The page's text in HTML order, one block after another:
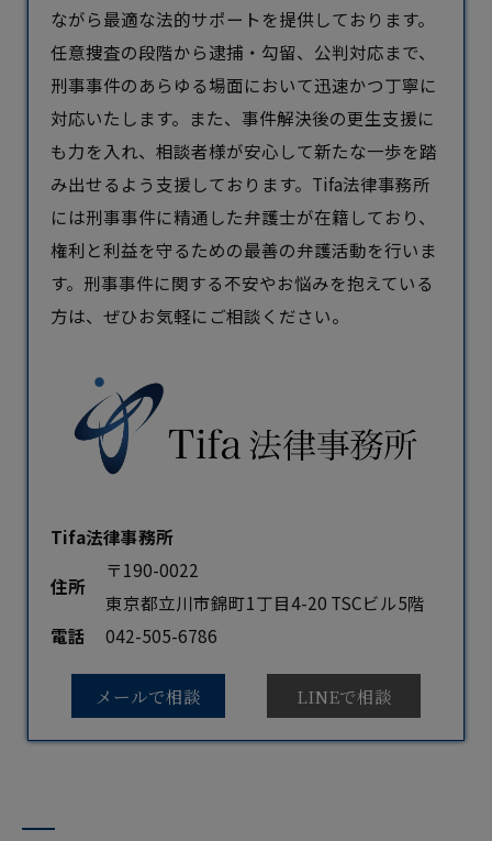
ながら最適な法的サポートを提供しております。
任意捜査の段階から逮捕・勾留、公判対応まで、
刑事事件のあらゆる場面において迅速かつ丁寧に
対応いたします。また、事件解決後の更生支援に
も力を入れ、相談者様が安心して新たな一歩を踏
み出せるよう支援しております。Tifa法律事務所
には刑事事件に精通した弁護士が在籍しており、
権利と利益を守るための最善の弁護活動を行いま
す。刑事事件に関する不安やお悩みを抱えている
方は、ぜひお気軽にご相談ください。
Tifa法律事務所
住所
〒190-0022
東京都立川市錦町1丁目4-20 TSCビル5階
電話
042-505-6786
メールで相談 LINEで相談